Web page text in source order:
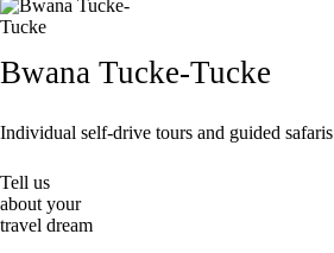
Bwana Tucke-Tucke
Individual self-drive tours and guided safaris
Tell us
about your
travel dream